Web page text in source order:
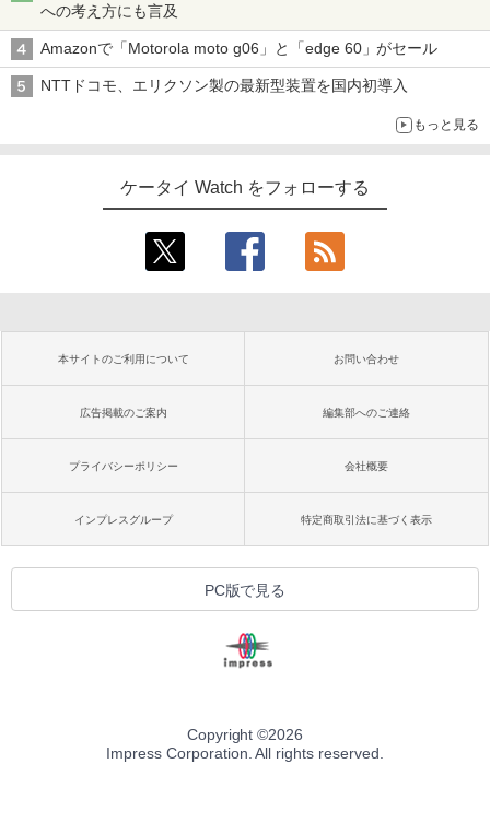
への考え方にも言及
Amazonで「Motorola moto g06」と「edge 60」がセール
NTTドコモ、エリクソン製の最新型装置を国内初導入
もっと見る
ケータイ Watch をフォローする
本サイトのご利用について お問い合わせ
広告掲載のご案内 編集部へのご連絡
プライバシーポリシー 会社概要
インプレスグループ 特定商取引法に基づく表示
PC版で見る
Copyright ©2026
Impress Corporation. All rights reserved.